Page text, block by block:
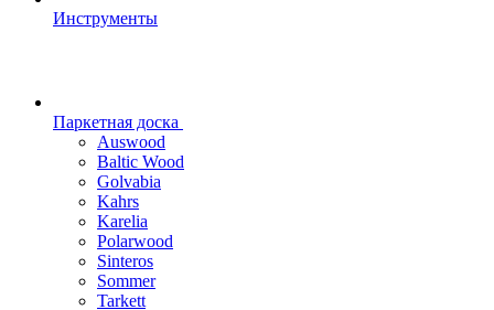
Инструменты
Паркетная доска
Auswood
Baltic Wood
Golvabia
Kahrs
Karelia
Polarwood
Sinteros
Sommer
Tarkett